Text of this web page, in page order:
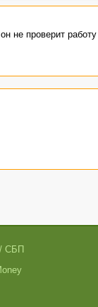
не проверит
СБП